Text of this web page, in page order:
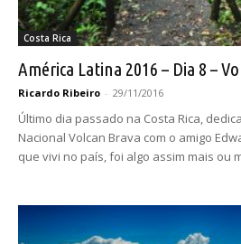
Costa Rica
América Latina 2016 – Dia 8 –
Ricardo Ribeiro - 29/11/2016
Último dia passado na Costa Rica,
Nacional Volcan Brava com o amigo
que vivi no país, foi algo assim mais ou